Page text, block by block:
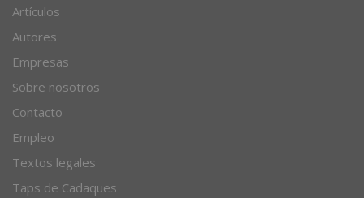
Artículos
Autores
Empresas
Sobre nosotros
Contacto
Empleo
Textos legales
Taps de Cadaques